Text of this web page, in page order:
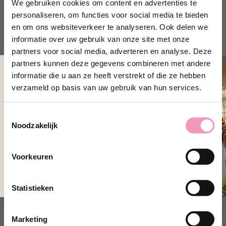
We gebruiken cookies om content en advertenties te
personaliseren, om functies voor social media te bieden
en om ons websiteverkeer te analyseren. Ook delen we
informatie over uw gebruik van onze site met onze
partners voor social media, adverteren en analyse. Deze
partners kunnen deze gegevens combineren met andere
informatie die u aan ze heeft verstrekt of die ze hebben
verzameld op basis van uw gebruik van hun services.
Noodzakelijk
Voorkeuren
Statistieken
Marketing
met de verzending. Als het pakket wordt
verzonden, ontvang je daarvoor aparte e-mails
zodat je gemakkelijk jouw pakketje kan volgen
Heb je een vraag tijdens het bestellen? Neem dan
contact op via het Whatsapp icoontje rechtsonder.
Tussen 9 en 13 uur reageren wij zo snel mogelijk
Le Essenze di Elda
Ontvang 10% korting!
jouw@e-mailadres.com
Ja, ik wil 10% korting!